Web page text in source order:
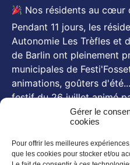
Gérer le
cookies
Pour offrir les meilleures
que les cookies pour stocker et/ou
Nos résidents au cœur
Pendant 11 jours, les
Autonomie Les Trèfles et
de Barlin ont pleinement
municipales de
animations, goûters
festif du 26 juillet animé
Voir plus
NOS